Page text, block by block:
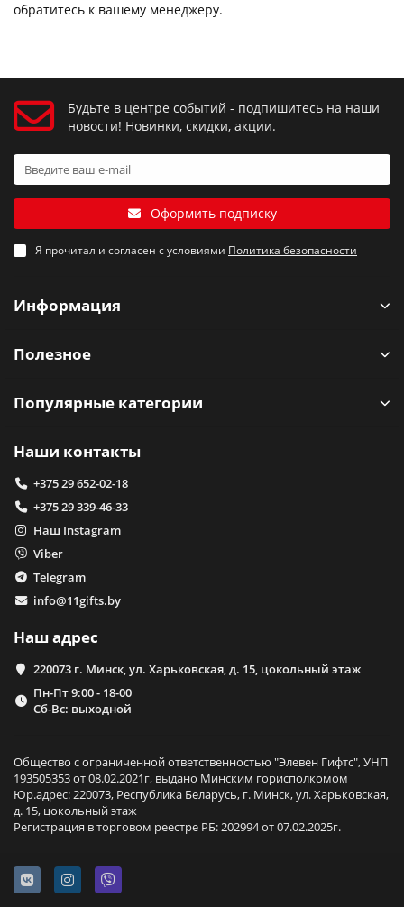
обратитесь к вашему менеджеру.
Будьте в центре событий - подпишитесь на наши
новости! Новинки, скидки, акции.
Оформить подписку
Я прочитал и согласен с условиями Политика безопасности
Информация
Полезное
Популярные категории
Наши контакты
+375 29 652-02-18
+375 29 339-46-33
Наш Instagram
Viber
Telegram
info@11gifts.by
Наш адрес
220073 г. Минск, ул. Харьковская, д. 15, цокольный этаж
Пн-Пт 9:00 - 18-00
Сб-Вс: выходной
Общество с ограниченной ответственностью "Элевен Гифтс", УНП
193505353 от 08.02.2021г, выдано Минским горисполкомом
Юр.адрес: 220073, Республика Беларусь, г. Минск, ул. Харьковская,
д. 15, цокольный этаж
Регистрация в торговом реестре РБ: 202994 от 07.02.2025г.